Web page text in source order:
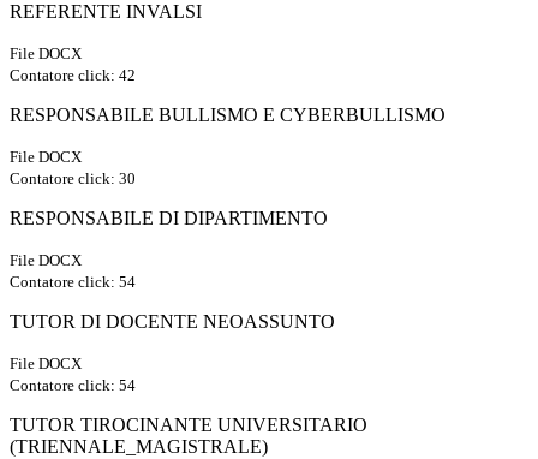
REFERENTE INVALSI
File DOCX
Contatore click: 42
RESPONSABILE BULLISMO E CYBERBULLISMO
File DOCX
Contatore click: 30
RESPONSABILE DI DIPARTIMENTO
File DOCX
Contatore click: 54
TUTOR DI DOCENTE NEOASSUNTO
File DOCX
Contatore click: 54
TUTOR TIROCINANTE UNIVERSITARIO
(TRIENNALE_MAGISTRALE)